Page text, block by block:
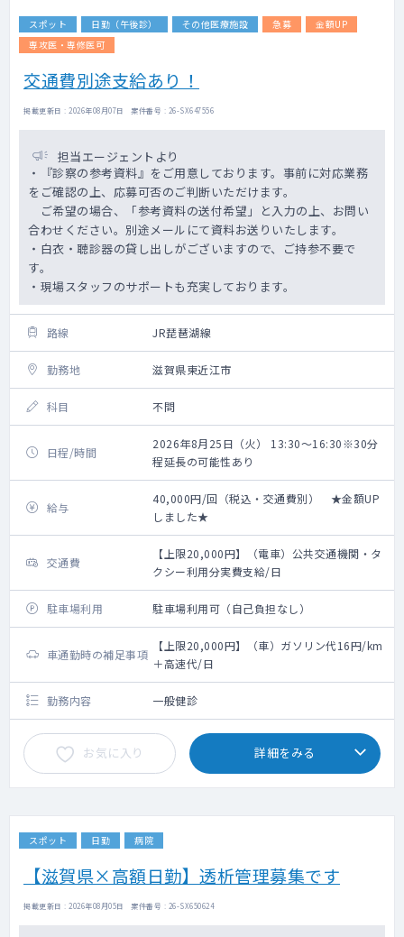
スポット 日勤（午後診） その他医療施設 急募
金額UP
専攻医・専修医可
交通費別途支給あり！
掲載更新日 : 2026年08月07日 案件番号 : 26-SX647556
担当エージェントより
・『診察の参考資料』をご用意しております。事前に対応業務
をご確認の上、応募可否のご判断いただけます。
ご希望の場合、「参考資料の送付希望」と入力の上、お問い
合わせください。別途メールにて資料お送りいたします。
・白衣・聴診器の貸し出しがございますので、ご持参不要で
す。
・現場スタッフのサポートも充実しております。
路線 JR琵琶湖線
勤務地 滋賀県東近江市
科目 不問
日程/時間
2026年8月25日（火） 13:30～16:30※30分
程延長の可能性あり
給与
40,000円/回（税込・交通費別） ★金額UP
しました★
交通費
【上限20,000円】（電車）公共交通機関・タ
クシー利用分実費支給/日
駐車場利用 駐車場利用可（自己負担なし）
車通勤時の補足事項
【上限20,000円】（車）ガソリン代16円/km
＋高速代/日
勤務内容 一般健診
お気に入り 詳細をみる
スポット 日勤 病院
【滋賀県×高額日勤】透析管理募集です
掲載更新日 : 2026年08月05日 案件番号 : 26-SX650624